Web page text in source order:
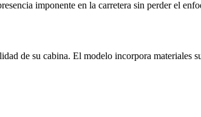
imponente en la carretera sin perder el
de su cabina. El modelo incorpora